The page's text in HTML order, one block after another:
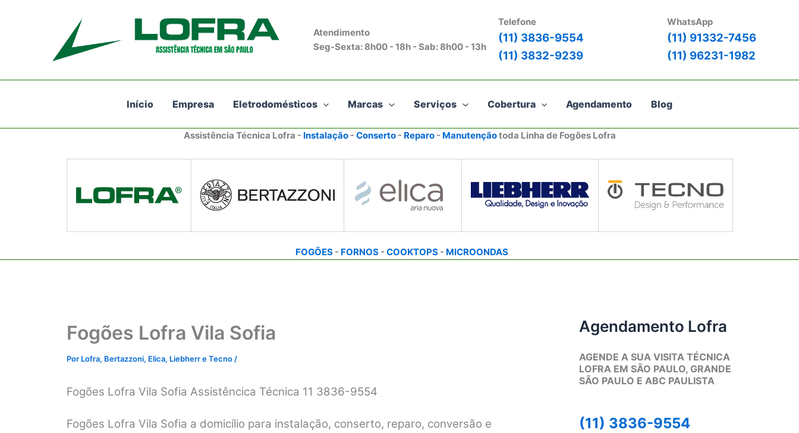
Atendimento
Seg-Sexta: 8h00 - 18h - Sab: 8h00 - 13h
Telefone
(11) 3836-9554
(11) 3832-9239
WhatsApp
(11) 91332-7456
(11) 96231-1982
Início Empresa Eletrodomésticos Marcas Serviços Cobertura Agendamento Blog
Assistência Técnica Lofra - Instalação- Conserto- Reparo- Manutençãotoda Linha de Fogões Lofra
FOGÕES - FORNOS - COOKTOPS - MICROONDAS
Fogões Lofra Vila Sofia
Por Lofra, Bertazzoni, Elica, Liebherr e Tecno /
Fogões Lofra Vila Sofia Assistêncica Técnica 11 3836-9554
Fogões Lofra Vila Sofia a domicílio para instalação, conserto, reparo, conversão e
Agendamento Lofra
AGENDE A SUA VISITA TÉCNICA
LOFRA EM SÃO PAULO, GRANDE
SÃO PAULO E ABC PAULISTA
(11) 3836-9554